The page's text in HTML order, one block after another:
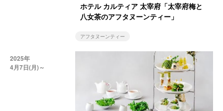
ホテル カルティア 太宰府「太宰府梅と
八女茶のアフタヌーンティー」
アフタヌーンティー
2025年
4月7日(月)～